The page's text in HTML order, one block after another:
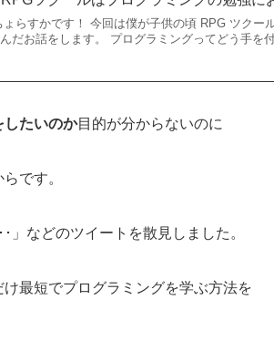
グを覚えることを目的としている人だっ
ツクールはプログラミングの勉強に